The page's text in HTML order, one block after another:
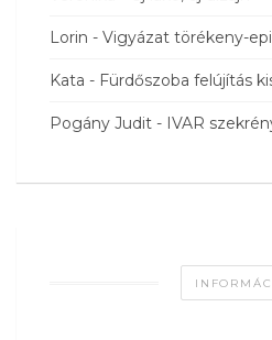
Lorin - Vigyázat törékeny-
Kata - Fürdőszoba felújítás
Pogány Judit - IVAR